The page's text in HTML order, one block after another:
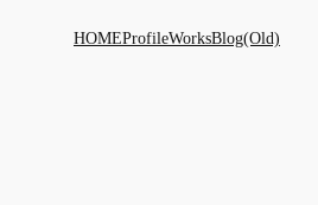
HOMEProfileWorksBlog(Old)